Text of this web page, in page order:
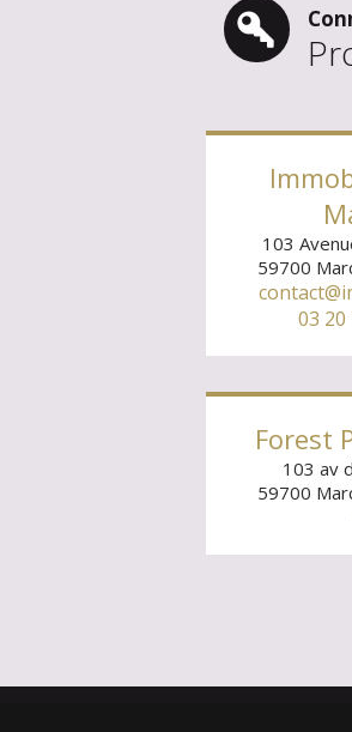
103
59700
03 20
Forest
103 av
59700